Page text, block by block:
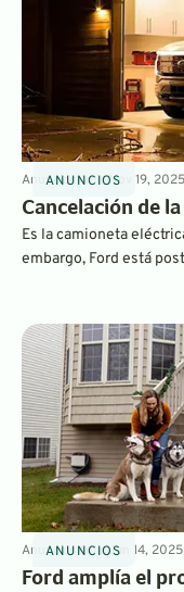
ANUNCIOS
Anuncios4minNov 19, 2025
Cancelación de
Es la camioneta
embargo, Ford está
el futuro de la
ANUNCIOS
Anuncios4minJan 14, 2025
Ford amplía el